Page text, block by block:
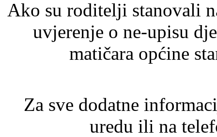
Ako su roditelji stanovali
uvjerenje o ne-upisu
matičara općine
Za sve dodatne
uredu ili na